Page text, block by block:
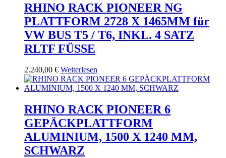
RHINO RACK PIONEER NG
PLATTFORM 2728 X 1465MM für
VW BUS T5 / T6, INKL. 4 SATZ
RLTF FÜSSE
2.240,00 € Weiterlesen
RHINO RACK PIONEER 6
GEPÄCKPLATTFORM
ALUMINIUM, 1500 X 1240 MM,
SCHWARZ